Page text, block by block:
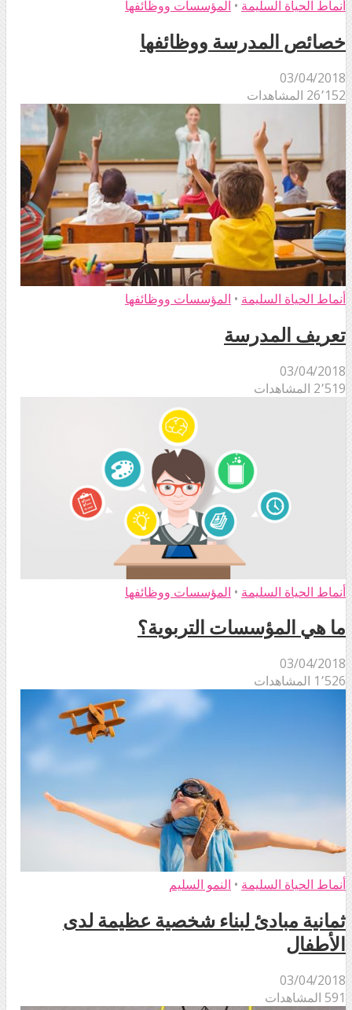
أنماط الحياة السليمة • المؤسسات ووظائفها
خصائص المدرسة ووظائفها
03/04/2018
26٬152 المشاهدات
أنماط الحياة السليمة • المؤسسات ووظائفها
تعريف المدرسة
03/04/2018
2٬519 المشاهدات
أنماط الحياة السليمة • المؤسسات ووظائفها
ما هي المؤسسات التربوية؟
03/04/2018
1٬526 المشاهدات
أنماط الحياة السليمة • النمو السليم
ثمانية مبادئ لبناء شخصية عظيمة لدى
الأطفال
03/04/2018
591 المشاهدات